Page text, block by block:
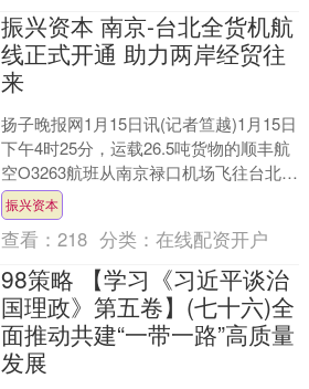
振兴资本 南京-台北全货机航
线正式开通 助力两岸经贸往
来
扬子晚报网1月15日讯(记者笪越)1月15日
下午4时25分，运载26.5吨货物的顺丰航
空O3263航班从南京禄口机场飞往台北，
南京—台北货运航线顺利开通。据
悉，....
振兴资本
查看：218 分类：在线配资开户
98策略 【学习《习近平谈治
国理政》第五卷】(七十六)全
面推动共建“一带一路”高质量
发展